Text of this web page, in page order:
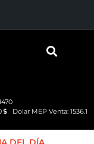
Dolar MEP Venta: 1536.1